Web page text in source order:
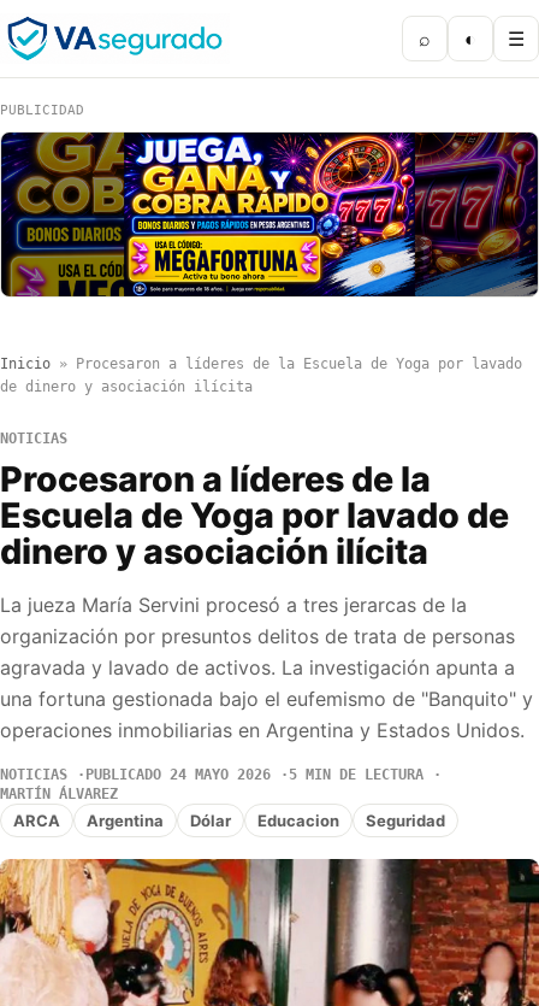
⌕ ◐ ☰
PUBLICIDAD
Inicio »
Procesaron a líderes de la Escuela de Yoga por lavado
de dinero y asociación ilícita
NOTICIAS
Procesaron a líderes de la
Escuela de Yoga por lavado de
dinero y asociación ilícita
La jueza María Servini procesó a tres jerarcas de la
organización por presuntos delitos de trata de personas
agravada y lavado de activos. La investigación apunta a
una fortuna gestionada bajo el eufemismo de "Banquito" y
operaciones inmobiliarias en Argentina y Estados Unidos.
NOTICIAS PUBLICADO 24 MAYO 2026
5 MIN DE LECTURA
MARTÍN ÁLVAREZ
ARCA Argentina Dólar Educacion Seguridad